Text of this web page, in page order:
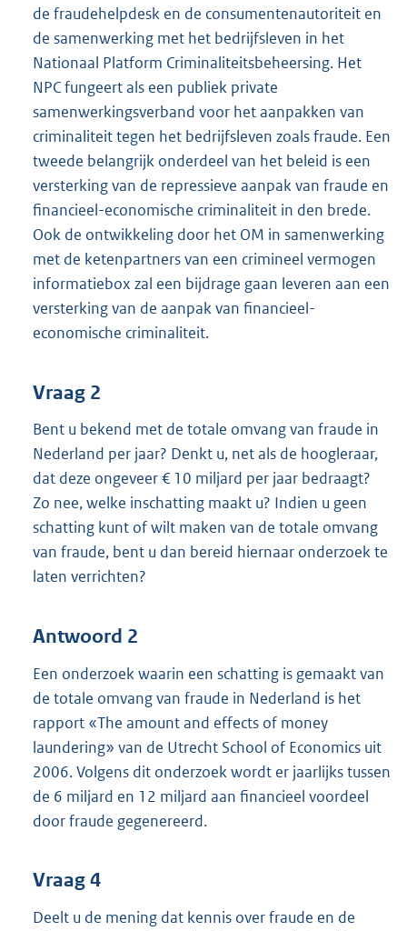
de fraudehelpdesk en de consumentenautoriteit en
de samenwerking met het bedrijfsleven in het
Nationaal Platform Criminaliteitsbeheersing. Het
NPC fungeert als een publiek private
samenwerkingsverband voor het aanpakken van
criminaliteit tegen het bedrijfsleven zoals fraude. Een
tweede belangrijk onderdeel van het beleid is een
versterking van de repressieve aanpak van fraude en
financieel-economische criminaliteit in den brede.
Ook de ontwikkeling door het OM in samenwerking
met de ketenpartners van een crimineel vermogen
informatiebox zal een bijdrage gaan leveren aan een
versterking van de aanpak van financieel-
economische criminaliteit.
Vraag 2
Bent u bekend met de totale omvang van fraude in
Nederland per jaar? Denkt u, net als de hoogleraar,
dat deze ongeveer € 10 miljard per jaar bedraagt?
Zo nee, welke inschatting maakt u? Indien u geen
schatting kunt of wilt maken van de totale omvang
van fraude, bent u dan bereid hiernaar onderzoek te
laten verrichten?
Antwoord 2
Een onderzoek waarin een schatting is gemaakt van
de totale omvang van fraude in Nederland is het
rapport «The amount and effects of money
laundering» van de Utrecht School of Economics uit
2006. Volgens dit onderzoek wordt er jaarlijks tussen
de 6 miljard en 12 miljard aan financieel voordeel
door fraude gegenereerd.
Vraag 4
Deelt u de mening dat kennis over fraude en de